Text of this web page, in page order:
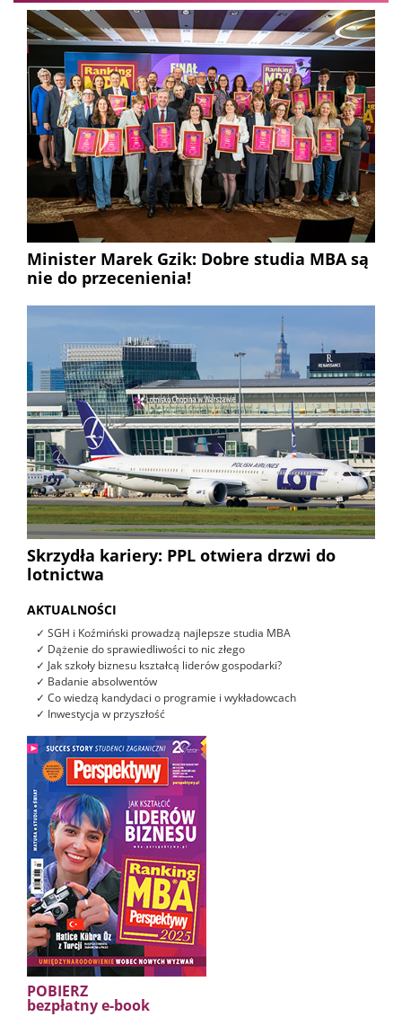
Minister Marek Gzik: Dobre studia MBA są
nie do przecenienia!
Skrzydła kariery: PPL otwiera drzwi do
lotnictwa
AKTUALNOŚCI
✓ SGH i Koźmiński prowadzą najlepsze studia MBA
✓ Dążenie do sprawiedliwości to nic złego
✓ Jak szkoły biznesu kształcą liderów gospodarki?
✓ Badanie absolwentów
✓ Co wiedzą kandydaci o programie i wykładowcach
✓ Inwestycja w przyszłość
POBIERZ
bezpłatny e-book